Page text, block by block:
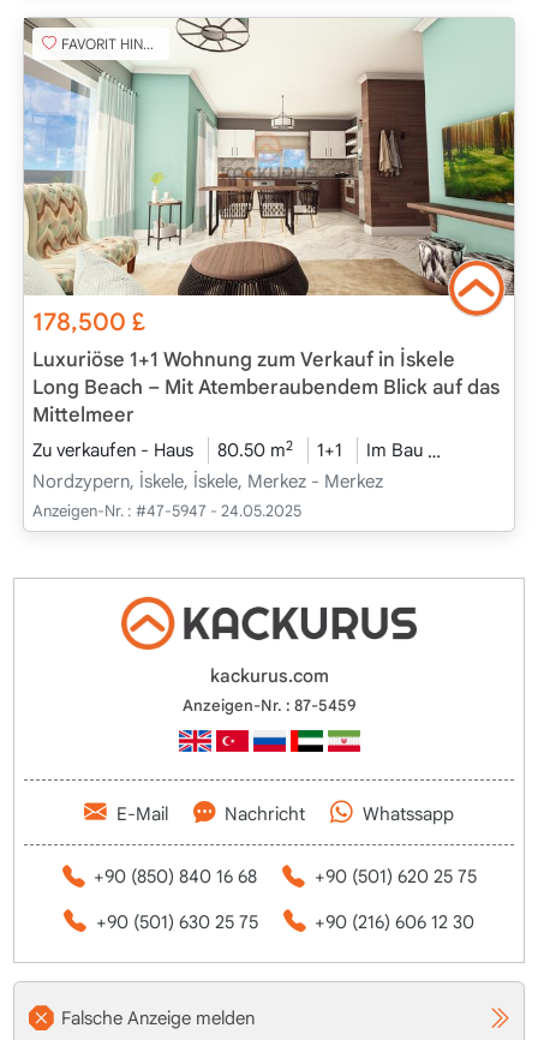
FAVORIT HINZUFÜGEN
178,500£
Luxuriöse 1+1 Wohnung zum Verkauf in İskele
Long Beach – Mit Atemberaubendem Blick auf das
Mittelmeer
Zu verkaufen - Haus 80.50 m2 1+1 Im Bau
Nordzypern, İskele, İskele, Merkez - Merkez
Anzeigen-Nr. : #47-5947 - 24.05.2025
kackurus.com
Anzeigen-Nr. : 87-5459
E-Mail Nachricht Whatssapp
+90 (850) 840 16 68 +90 (501) 620 25 75
+90 (501) 630 25 75 +90 (216) 606 12 30
Falsche Anzeige melden